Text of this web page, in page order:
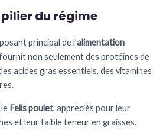
pilier du régime
principal de l’alimentation
non seulement des protéines de
acides gras essentiels, des vitamines
Felis poulet, appréciés pour leur
et leur faible teneur en graisses.